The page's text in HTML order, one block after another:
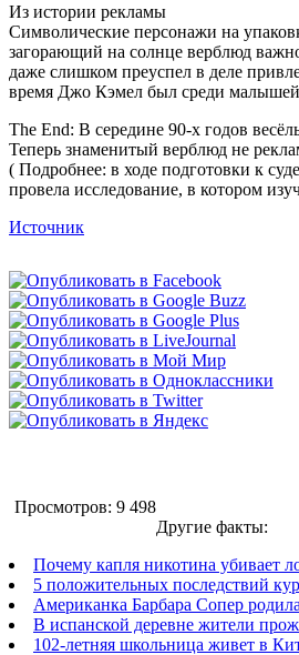
Из истории рекламы
Символические персонажи на
загорающий на солнце верблюд
даже слишком преуспел в деле
время Джо Кэмел был среди
The End: В середине 90-х годов
Теперь знаменитый верблюд не
( Подробнее: в ходе подготовки к
провела исследование, в котором
Источник
Просмотров: 9 498
Другие факты:
Почему капля никотина убивает
5 положительных последствий
Американка Барбара Сопер
В испанской деревне жители
102-летняя школьница живет в